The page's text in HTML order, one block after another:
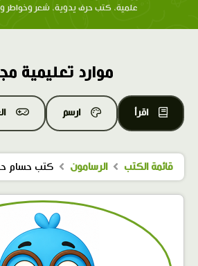
علمية، كتب حرف يدوية، شعر وخواطر
موارد تعليمية
اقرأ ارسم
قائمة الكتب الرسامون كتب حسام